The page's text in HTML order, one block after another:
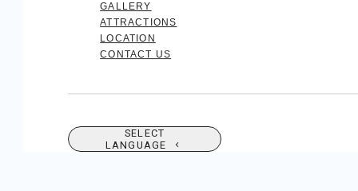
GALLERY
ATTRACTIONS
LOCATION
CONTACT US
SELECT
LANGUAGE